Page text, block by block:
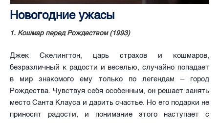
Новогодние ужасы
1. Кошмар перед Рождеством (1993)
Джек Скелингтон, царь страхов и кошмаров,
безразличный к радости и веселью, случайно попадает
в мир знакомого ему только по легендам – город
Рождества. Чувствуя себя особенным, он решает занять
место Санта Клауса и дарить счастье. Но его подарки не
приносят радости, и понимание этого наступает с